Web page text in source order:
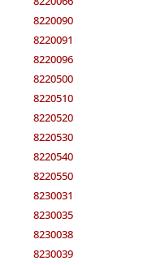
8220090
8220091
8220096
8220500
8220510
8220520
8220530
8220540
8220550
8230031
8230035
8230038
8230039